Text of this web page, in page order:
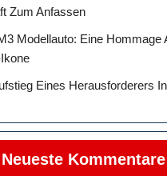
Zum Anfassen
Modellauto: Eine Hommage
Eines Herausforderers
Neueste Kommentare